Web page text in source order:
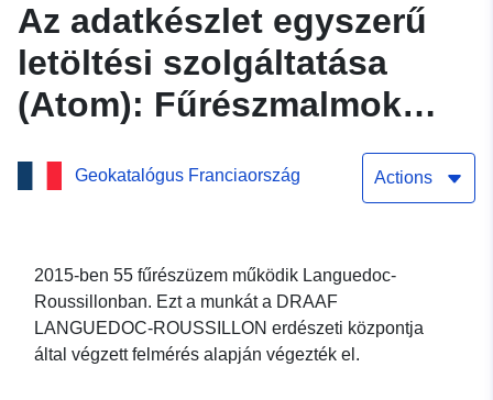
Az adatkészlet egyszerű
letöltési szolgáltatása
(Atom): Fűrészmalmok
Languedoc-Roussillonban
(2015)Geokatalógus Franciaország Actions
2015-ben 55 fűrészüzem működik Languedoc-
Roussillonban. Ezt a munkát a DRAAF
LANGUEDOC-ROUSSILLON erdészeti központja
által végzett felmérés alapján végezték el.